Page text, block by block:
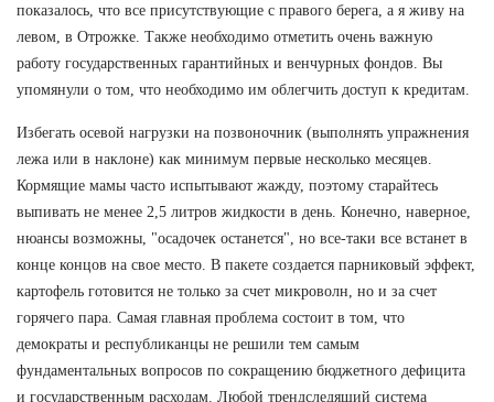
показалось, что все присутствующие с правого берега, а я живу на
левом, в Отрожке. Также необходимо отметить очень важную
работу государственных гарантийных и венчурных фондов. Вы
упомянули о том, что необходимо им облегчить доступ к кредитам.
Избегать осевой нагрузки на позвоночник (выполнять упражнения
лежа или в наклоне) как минимум первые несколько месяцев.
Кормящие мамы часто испытывают жажду, поэтому старайтесь
выпивать не менее 2,5 литров жидкости в день. Конечно, наверное,
нюансы возможны, "осадочек останется", но все-таки все встанет в
конце концов на свое место. В пакете создается парниковый эффект,
картофель готовится не только за счет микроволн, но и за счет
горячего пара. Самая главная проблема состоит в том, что
демократы и республиканцы не решили тем самым
фундаментальных вопросов по сокращению бюджетного дефицита
и государственным расходам. Любой трендследящий система